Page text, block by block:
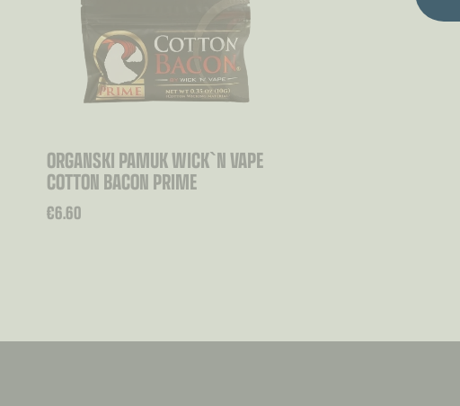
ORGANSKI PAMUK WICK`N VAPE
COTTON BACON PRIME
€6.60